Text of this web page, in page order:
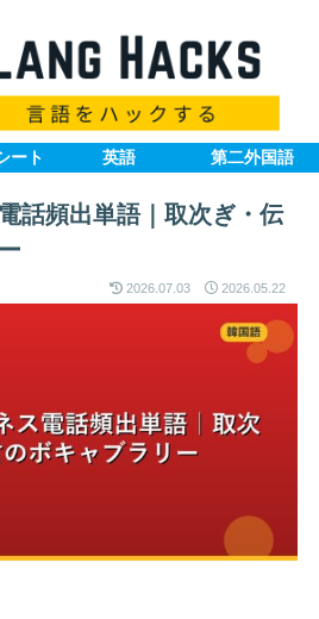
ート 英語 第二外国語
話頻出単語｜取次ぎ・伝
2026.07.03 2026.05.22